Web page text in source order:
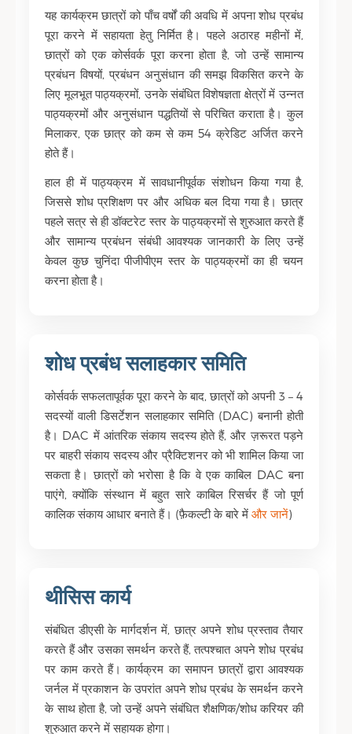
यह कार्यक्रम छात्रों को पाँच वर्षों की अवधि में अपना शोध प्रबंध
पूरा करने में सहायता हेतु निर्मित है। पहले अठारह महीनों में,
छात्रों को एक कोर्सवर्क पूरा करना होता है, जो उन्हें सामान्य
प्रबंधन विषयों, प्रबंधन अनुसंधान की समझ विकसित करने के
लिए मूलभूत पाठ्यक्रमों, उनके संबंधित विशेषज्ञता क्षेत्रों में उन्नत
पाठ्यक्रमों और अनुसंधान पद्धतियों से परिचित कराता है। कुल
मिलाकर, एक छात्र को कम से कम 54 क्रेडिट अर्जित करने
होते हैं।
हाल ही में पाठ्यक्रम में सावधानीपूर्वक संशोधन किया गया है,
जिससे शोध प्रशिक्षण पर और अधिक बल दिया गया है। छात्र
पहले सत्र से ही डॉक्टरेट स्तर के पाठ्यक्रमों से शुरुआत करते हैं
और सामान्य प्रबंधन संबंधी आवश्यक जानकारी के लिए उन्हें
केवल कुछ चुनिंदा पीजीपीएम स्तर के पाठ्यक्रमों का ही चयन
करना होता है।
शोध प्रबंध सलाहकार समिति
कोर्सवर्क सफलतापूर्वक पूरा करने के बाद, छात्रों को अपनी 3 – 4
सदस्यों वाली डिसर्टेशन सलाहकार समिति (DAC) बनानी होती
है। DAC में आंतरिक संकाय सदस्य होते हैं, और ज़रूरत पड़ने
पर बाहरी संकाय सदस्य और प्रैक्टिशनर को भी शामिल किया जा
सकता है। छात्रों को भरोसा है कि वे एक काबिल DAC बना
पाएंगे, क्योंकि संस्थान में बहुत सारे काबिल रिसर्चर हैं जो पूर्ण
कालिक संकाय आधार बनाते हैं। (फ़ैकल्टी के बारे मेंऔर जानें)
थीसिस कार्य
संबंधित डीएसी के मार्गदर्शन में, छात्र अपने शोध प्रस्ताव तैयार
करते हैं और उसका समर्थन करते हैं, तत्पश्चात अपने शोध प्रबंध
पर काम करते हैं। कार्यक्रम का समापन छात्रों द्वारा आवश्यक
जर्नल में प्रकाशन के उपरांत अपने शोध प्रबंध के समर्थन करने
के साथ होता है, जो उन्हें अपने संबंधित शैक्षणिक/शोध करियर की
शुरुआत करने में सहायक होगा।